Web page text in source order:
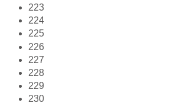
223
224
225
226
227
228
229
230